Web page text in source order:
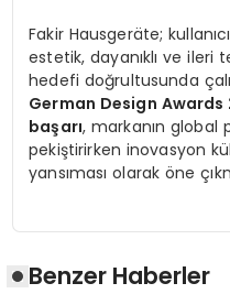
Fakir Hausgeräte;
estetik, dayanıklı ve
hedefi doğrultusunda
German Design Awards
başarı, markanın global
pekiştirirken inovasyon
yansıması olarak öne
Benzer Haberler